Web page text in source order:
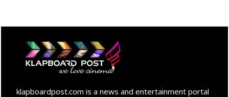
klapboardpost.com is a news and entertainment portal